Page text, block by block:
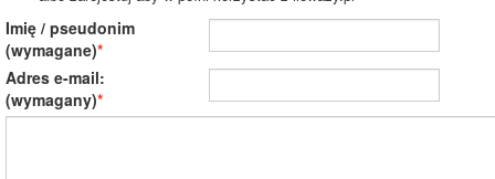
Imię / pseudonim
(wymagane)
Adres e-mail:
(wymagany)